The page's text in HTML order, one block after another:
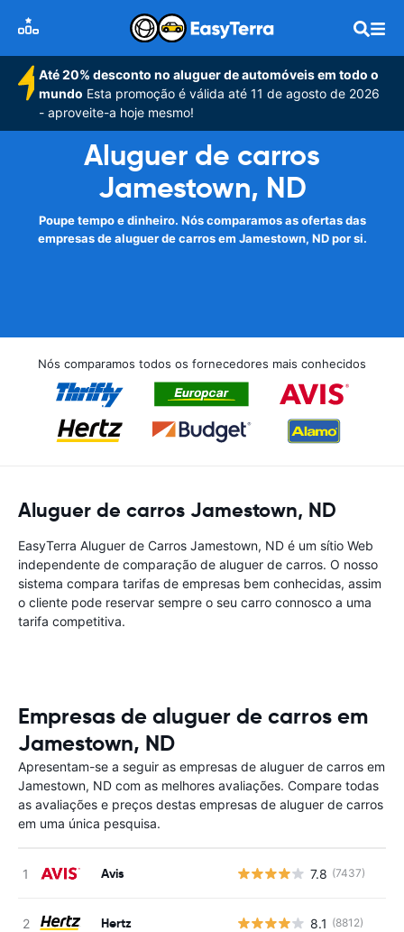
Até 20% desconto no aluguer de automóveis em todo o
mundo Esta promoção é válida até 11 de agosto de 2026
- aproveite-a hoje mesmo!
Aluguer de carros
Jamestown, ND
Poupe tempo e dinheiro. Nós comparamos as ofertas das
empresas de aluguer de carros em Jamestown, ND por si.
Nós comparamos todos os fornecedores mais conhecidos
Aluguer de carros Jamestown, ND
EasyTerra Aluguer de Carros Jamestown, ND é um sítio Web
independente de comparação de aluguer de carros. O nosso
sistema compara tarifas de empresas bem conhecidas, assim
o cliente pode reservar sempre o seu carro connosco a uma
tarifa competitiva.
Empresas de aluguer de carros em
Jamestown, ND
Apresentam-se a seguir as empresas de aluguer de carros em
Jamestown, ND com as melhores avaliações. Compare todas
as avaliações e preços destas empresas de aluguer de carros
em uma única pesquisa.
Avis 7.8 (7437)
Hertz 8.1 (8812)